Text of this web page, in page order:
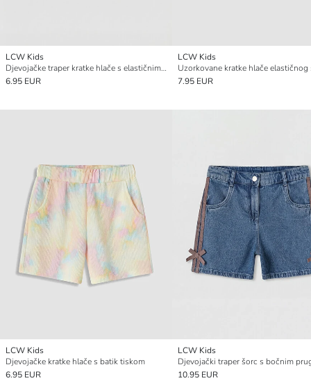
LCW Kids
Djevojačke traper kratke hlače s elastičnim pojasom
6.95 EUR
LCW Kids
Uzorkovane kratke hlače elastičnog
7.95 EUR
LCW Kids
Djevojačke kratke hlače s batik tiskom
6.95 EUR
LCW Kids
10.95 EUR